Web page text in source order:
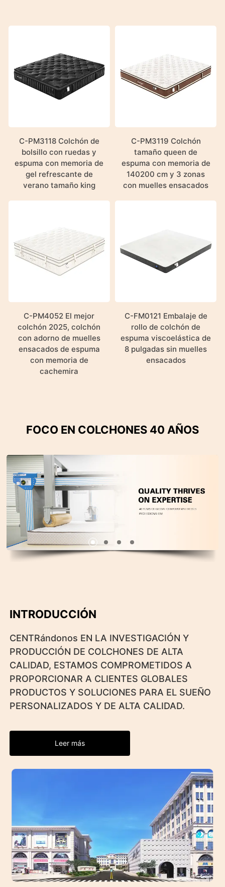
C-PM3118 Colchón de
bolsillo con ruedas y
espuma con memoria de
gel refrescante de
verano tamaño king
C-PM3119 Colchón
tamaño queen de
espuma con memoria de
140200 cm y 3 zonas
con muelles ensacados
C-PM4052 El mejor
colchón 2025, colchón
con adorno de muelles
ensacados de espuma
con memoria de
cachemira
C-FM0121 Embalaje de
rollo de colchón de
espuma viscoelástica de
8 pulgadas sin muelles
ensacados
FOCO EN COLCHONES 40 AÑOS
INTRODUCCIÓN
CENTRándonos EN LA INVESTIGACIÓN Y
PRODUCCIÓN DE COLCHONES DE ALTA
CALIDAD, ESTAMOS COMPROMETIDOS A
PROPORCIONAR A CLIENTES GLOBALES
PRODUCTOS Y SOLUCIONES PARA EL SUEÑO
PERSONALIZADOS Y DE ALTA CALIDAD.
Leer más